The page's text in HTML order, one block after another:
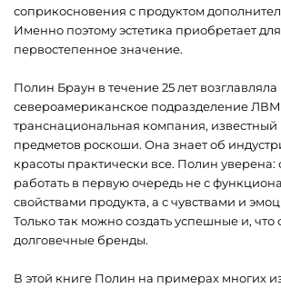
соприкосновения с продуктом
Именно поэтому эстетика приобретает
первостепенное значение.
Полин Браун в течение 25 лет возглавляла
североамериканское подразделение
транснациональная компания, известный
предметов роскоши. Она знает об
красоты практически все. Полин уверена:
работать в первую очередь не с
свойствами продукта, а с чувствами и
Только так можно создать успешные и, что
долговечные бренды.
В этой книге Полин на примерах многих